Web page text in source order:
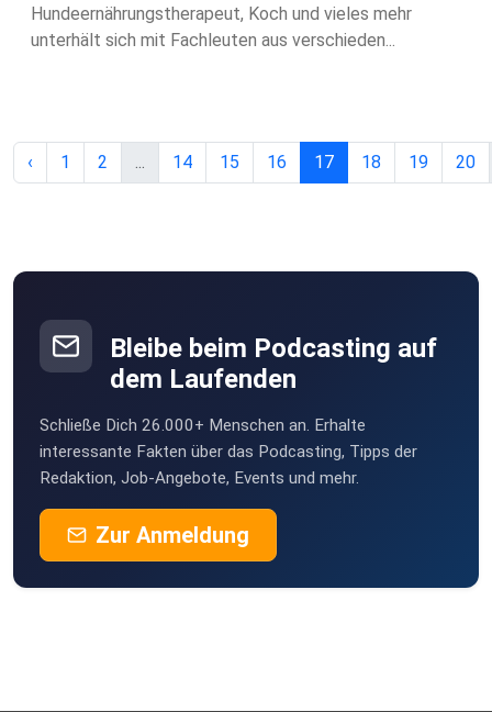
Hundeernährungstherapeut, Koch und vieles mehr
unterhält sich mit Fachleuten aus verschieden...
‹ 1 2 ... 14 15 16 17 18 19 20
Bleibe beim Podcasting auf
dem Laufenden
Schließe Dich 26.000+ Menschen an. Erhalte
interessante Fakten über das Podcasting, Tipps der
Redaktion, Job-Angebote, Events und mehr.
Zur Anmeldung